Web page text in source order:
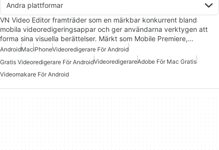
Andra plattformar
VN Video Editor framträder som en märkbar konkurrent bland
mobila videoredigeringsappar och ger användarna verktygen att
forma sina visuella berättelser. Märkt som Mobile Premiere,…
AndroidMaciPhoneVideoredigerare För Android
Gratis Videoredigerare För AndroidVideoredigerareAdobe För Mac Gratis
Videomakare För Android